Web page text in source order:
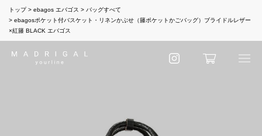
トップ ebagos エバゴス
バッグすべて
ebagosポケット付バスケット・リネンかぶせ（籐ポケットかごバッグ）ブライドルレザー
×紅籐 BLACK エバゴス